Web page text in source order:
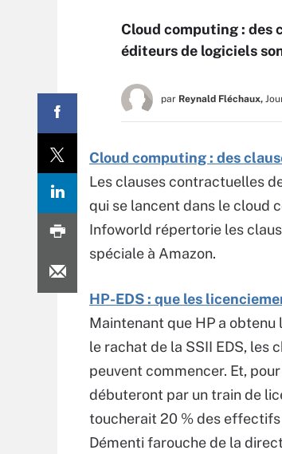
Cloud computing : des
éditeurs de logiciels
par Reynald Fléchaux,
Cloud computing : des
Les clauses contractuelles
qui se lancent dans le cloud
Infoworld répertorie les
spéciale à Amazon.
HP-EDS : que les
Maintenant que HP a
le rachat de la SSII EDS, les
peuvent commencer. Et,
débuteront par un train de
toucherait 20 % des effectifs
Démenti farouche de la